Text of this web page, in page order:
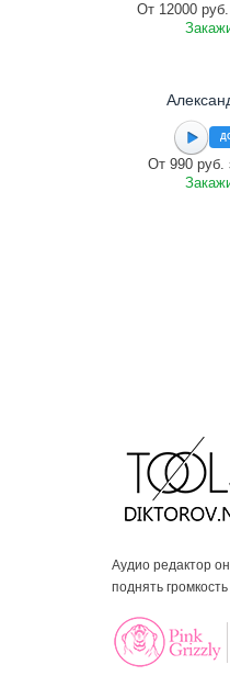
От 12000
От 990 руб.
Аудио редактор
поднять